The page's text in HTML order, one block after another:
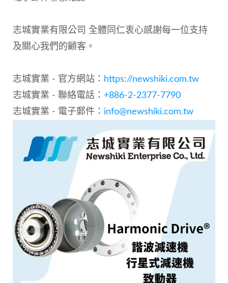
志城實業有限公司 全體同仁衷心感謝每一位支持
及關心我們的顧客。
志城實業 - 官方網站： https://newshiki.com.tw
志城實業 - 聯絡電話： +886-2-2377-7790
志城實業 - 電子郵件： info@newshiki.com.tw